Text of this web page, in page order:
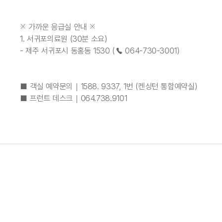
※ 가까운 응급실 안내 ※
1. 서귀포의료원 (30분 소요)
- 제주 서귀포시 동홍동 1530 (☎ 064-730-3001)
■ 객실 예약문의｜1588. 9337, 1번 (켄싱턴 통합예약실)
■ 프런트 데스크｜064.738.9101